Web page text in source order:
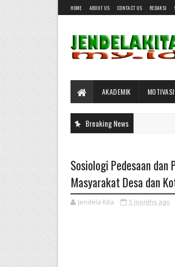
HOME ABOUT US CONTACT US REDAKSI
AKADEMIK MOTIVASI
Breaking News
Sosiologi Pedesaan
Masyarakat Desa dan
Jendela Kita 5 months ago